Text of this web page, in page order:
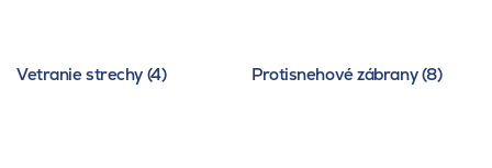
Vetranie strechy (4) Protisnehové zábrany (8)